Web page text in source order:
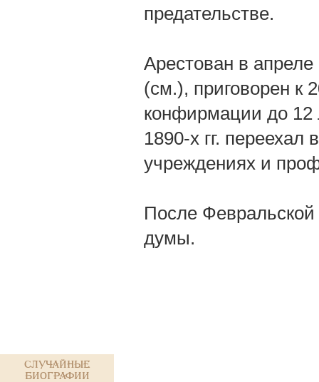
Случайные
биографии
предательстве.
Арестован в
(см.), приговорен к
конфирмации до 12
1890-х гг. переехал
учреждениях и
После
думы.